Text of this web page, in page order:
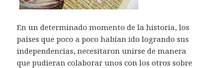
En un determinado momento de la historia, los
países que poco a poco habían ido logrando sus
independencias, necesitaron unirse de manera
que pudieran colaborar unos con los otros sobre